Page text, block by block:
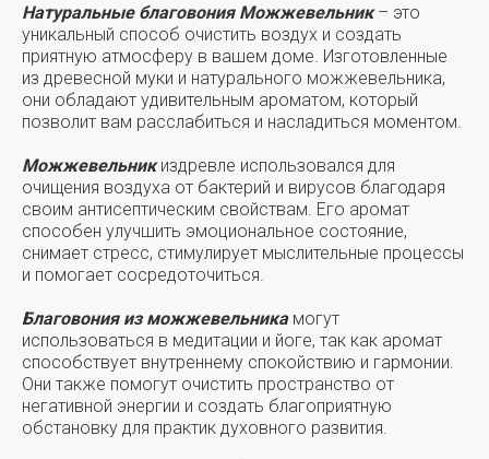
Натуральные благовония Можжевельник– это
уникальный способ очистить воздух и создать
приятную атмосферу в вашем доме. Изготовленные
из древесной муки и натурального можжевельника,
они обладают удивительным ароматом, который
позволит вам расслабиться и насладиться моментом.
Можжевельникиздревле использовался для
очищения воздуха от бактерий и вирусов благодаря
своим антисептическим свойствам. Его аромат
способен улучшить эмоциональное состояние,
снимает стресс, стимулирует мыслительные процессы
и помогает сосредоточиться.
Благовония из можжевельникамогут
использоваться в медитации и йоге, так как аромат
способствует внутреннему спокойствию и гармонии.
Они также помогут очистить пространство от
негативной энергии и создать благоприятную
обстановку для практик духовного развития.